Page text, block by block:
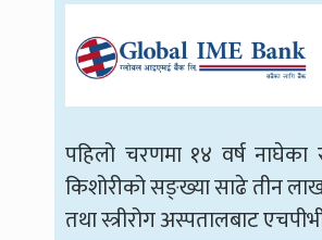
पहिलो चरणमा १४ वर्ष
किशोरीको सङ्ख्या साढे तीन
तथा स्त्रीरोग अस्पतालबाट